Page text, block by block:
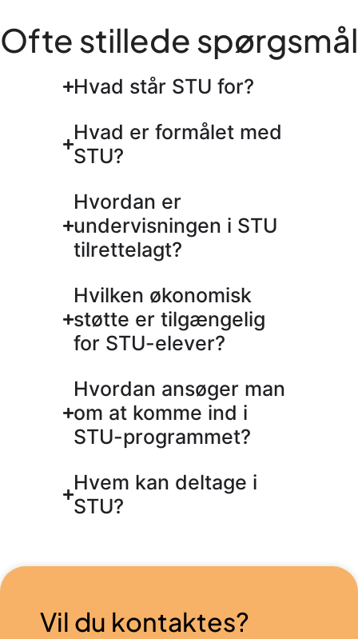
Ofte stillede spørgsmål
Hvad står STU for?
Hvad er formålet med
STU?
Hvordan er
undervisningen i STU
tilrettelagt?
Hvilken økonomisk
støtte er tilgængelig
for STU-elever?
Hvordan ansøger man
om at komme ind i
STU-programmet?
Hvem kan deltage i
STU?
Vil du kontaktes?